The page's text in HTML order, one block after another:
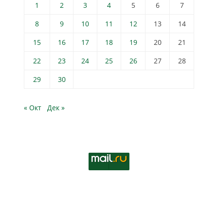
1
2 3 4 5 6
7
8
9 10 11 12 13
14
15
16 17 18 19 20
21
22
23 24 25 26 27
28
29
30
« Окт Дек »